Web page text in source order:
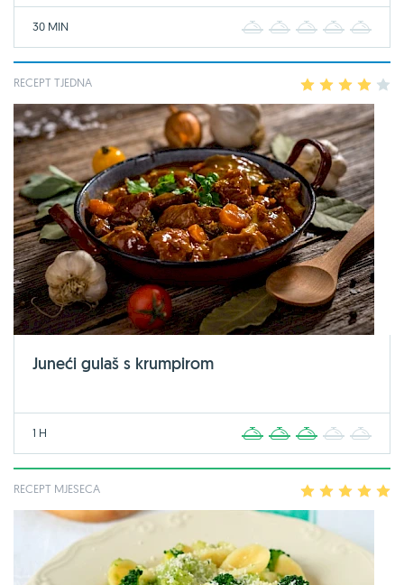
30 MIN 2 3 4
RECEPT TJEDNA 2 3 4
Juneći gulaš s krumpirom
1 H 2 3 4
RECEPT MJESECA 2 3 4